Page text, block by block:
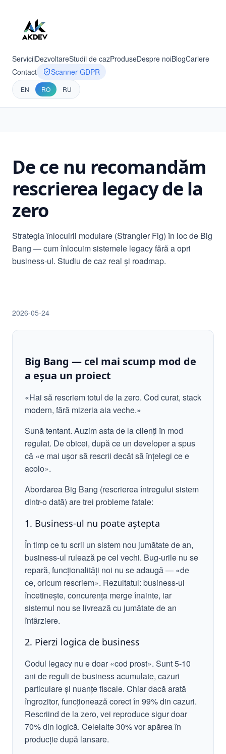
ServiciiDezvoltareStudii de cazProduseDespre noiBlogCariere
Contact
Scanner GDPR
EN RO RU
De ce nu recomandăm
rescrierea legacy de la
zero
Strategia înlocuirii modulare (Strangler Fig) în loc de Big
Bang — cum înlocuim sistemele legacy fără a opri
business-ul. Studiu de caz real și roadmap.
2026-05-24
Big Bang — cel mai scump mod de
a eșua un proiect
«Hai să rescriem totul de la zero. Cod curat, stack
modern, fără mizeria aia veche.»
Sună tentant. Auzim asta de la clienți în mod
regulat. De obicei, după ce un developer a spus
că «e mai ușor să rescrii decât să înțelegi ce e
acolo».
Abordarea Big Bang (rescrierea întregului sistem
dintr-o dată) are trei probleme fatale:
1. Business-ul nu poate aștepta
În timp ce tu scrii un sistem nou jumătate de an,
business-ul rulează pe cel vechi. Bug-urile nu se
repară, funcționalități noi nu se adaugă — «de
ce, oricum rescriem». Rezultatul: business-ul
încetinește, concurența merge înainte, iar
sistemul nou se livrează cu jumătate de an
întârziere.
2. Pierzi logica de business
Codul legacy nu e doar «cod prost». Sunt 5-10
ani de reguli de business acumulate, cazuri
particulare și nuanțe fiscale. Chiar dacă arată
îngrozitor, funcționează corect în 99% din cazuri.
Rescriind de la zero, vei reproduce sigur doar
70% din logică. Celelalte 30% vor apărea în
producție după lansare.